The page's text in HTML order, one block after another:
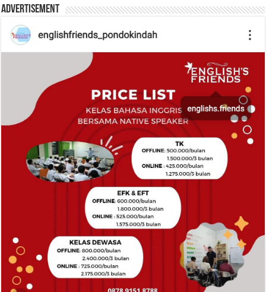
Advertisement